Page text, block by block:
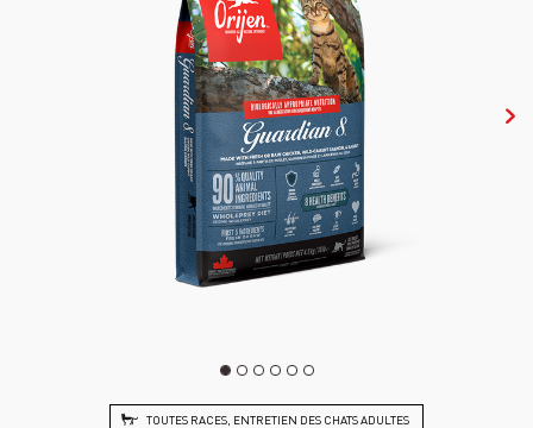
TOUTES RACES, ENTRETIEN DES CHATS ADULTES